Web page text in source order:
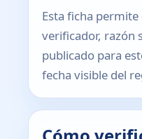
Esta ficha
verificador, razón
publicado para
fecha visible del